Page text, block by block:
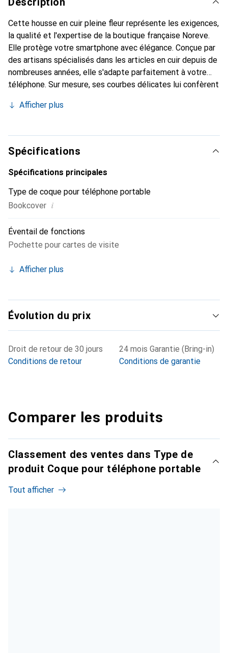
Cette housse en cuir pleine fleur représente les exigences,
la qualité et l'expertise de la boutique française Noreve.
Elle protège votre smartphone avec élégance. Conçue par
des artisans spécialisés dans les articles en cuir depuis de
nombreuses années, elle s'adapte parfaitement à votre
téléphone. Sur mesure, ses courbes délicates lui confèrent
et indispensable de votre smartphone. Reconnaître
marque Noreve est un choix sûr pour une clientèle
exigeante.
Afficher plus
Spécifications
Spécifications principales
Type de coque pour téléphone portable
Bookcover i
Éventail de fonctions
Pochette pour cartes de visite
Afficher plus
Évolution du prix
Droit de retour de 30 jours
Conditions de retour
24 mois Garantie (Bring-in)
Conditions de garantie
Comparer les produits
Classement des ventes dans Type de
produit Coque pour téléphone portable
Tout afficher